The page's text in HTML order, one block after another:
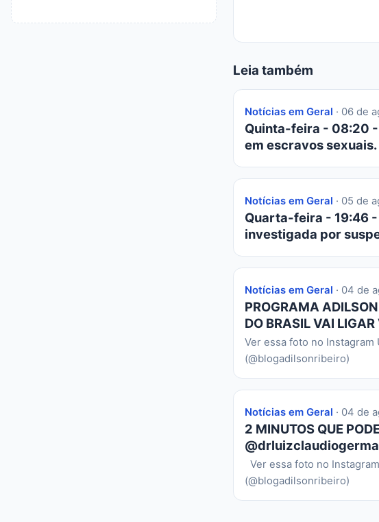
Leia também
Notícias em Geral · 06 de
Quinta-feira - 08:20
em escravos sexuais.
Notícias em Geral · 05 de
Quarta-feira - 19:46
investigada por
Notícias em Geral · 04 de
PROGRAMA
DO BRASIL VAI
Ver essa foto no Instagram
(@blogadilsonribeiro)
Notícias em Geral · 04 de
2 MINUTOS QUE
Ver essa foto no
(@blogadilsonribeiro)